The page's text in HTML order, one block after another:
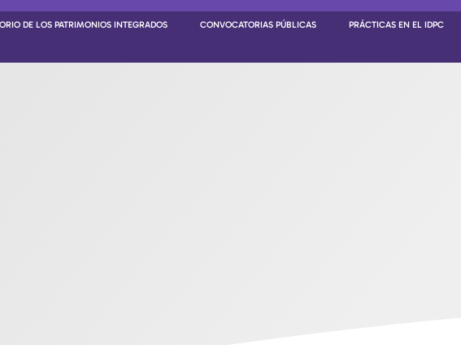
DE LOS PATRIMONIOS INTEGRADOS CONVOCATORIAS PÚBLICAS
PRÁCTICAS EN EL IDPC